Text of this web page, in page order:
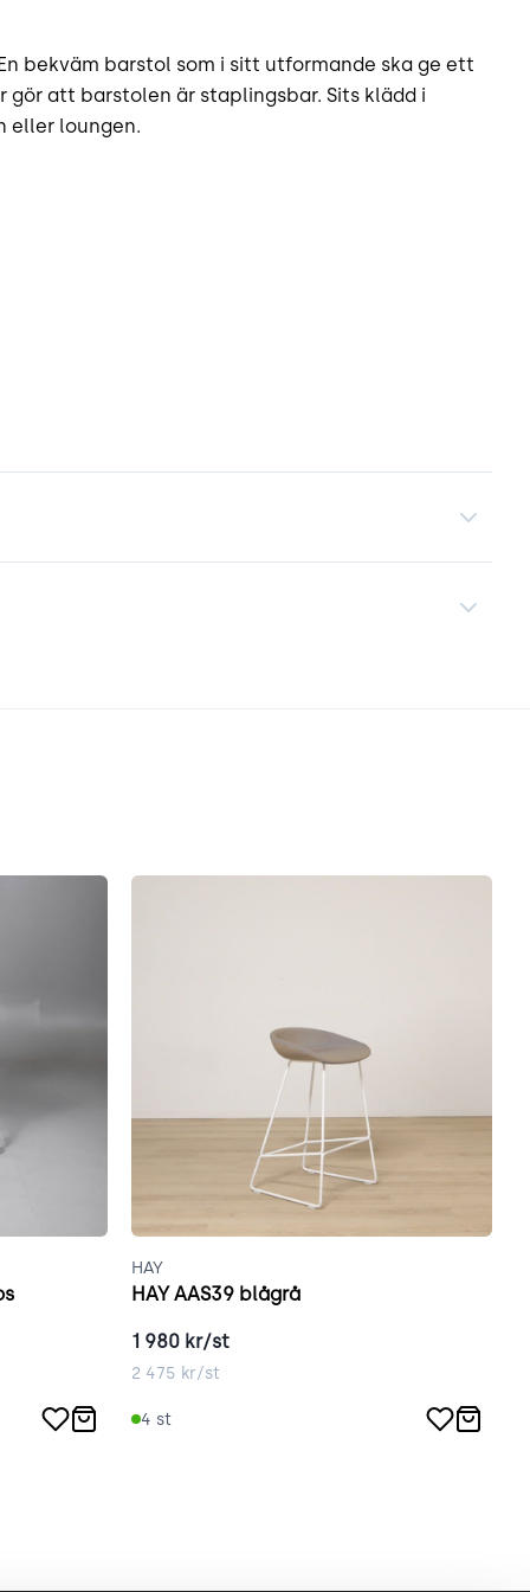
bekväm barstol som i sitt utformande ska ge ett
att barstolen är staplingsbar. Sits klädd i
eller loungen.
HAY
HAY AAS39 blågrå
1 980 kr/st
2 475 kr/st
4 st